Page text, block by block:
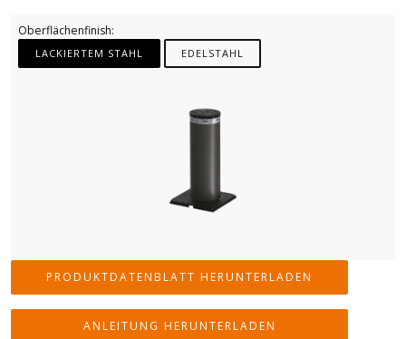
Oberflächenfinish:
LACKIERTEM STAHL EDELSTAHL
PRODUKTDATENBLATT HERUNTERLADEN
ANLEITUNG HERUNTERLADEN